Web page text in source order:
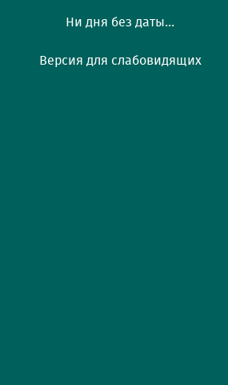
Ни дня без даты...
Версия для слабовидящих